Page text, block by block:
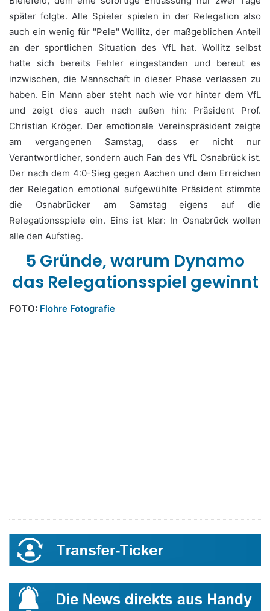
später folgte. Alle Spieler spielen in der Relegation also
auch ein wenig für "Pele" Wollitz, der maßgeblichen Anteil
an der sportlichen Situation des VfL hat. Wollitz selbst
hatte sich bereits Fehler eingestanden und bereut es
inzwischen, die Mannschaft in dieser Phase verlassen zu
haben. Ein Mann aber steht nach wie vor hinter dem VfL
und zeigt dies auch nach außen hin: Präsident Prof.
Christian Kröger. Der emotionale Vereinspräsident zeigte
am vergangenen Samstag, dass er nicht nur
Verantwortlicher, sondern auch Fan des VfL Osnabrück ist.
Der nach dem 4:0-Sieg gegen Aachen und dem Erreichen
der Relegation emotional aufgewühlte Präsident stimmte
die Osnabrücker am Samstag eigens auf die
Relegationsspiele ein. Eins ist klar: In Osnabrück wollen
alle den Aufstieg.
5 Gründe, warum Dynamo
das Relegationsspiel gewinnt
FOTO: Flohre Fotografie